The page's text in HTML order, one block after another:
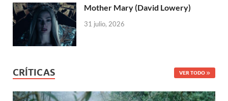
Mother Mary (David Lowery)
31 julio, 2026
CRÍTICAS VER TODO